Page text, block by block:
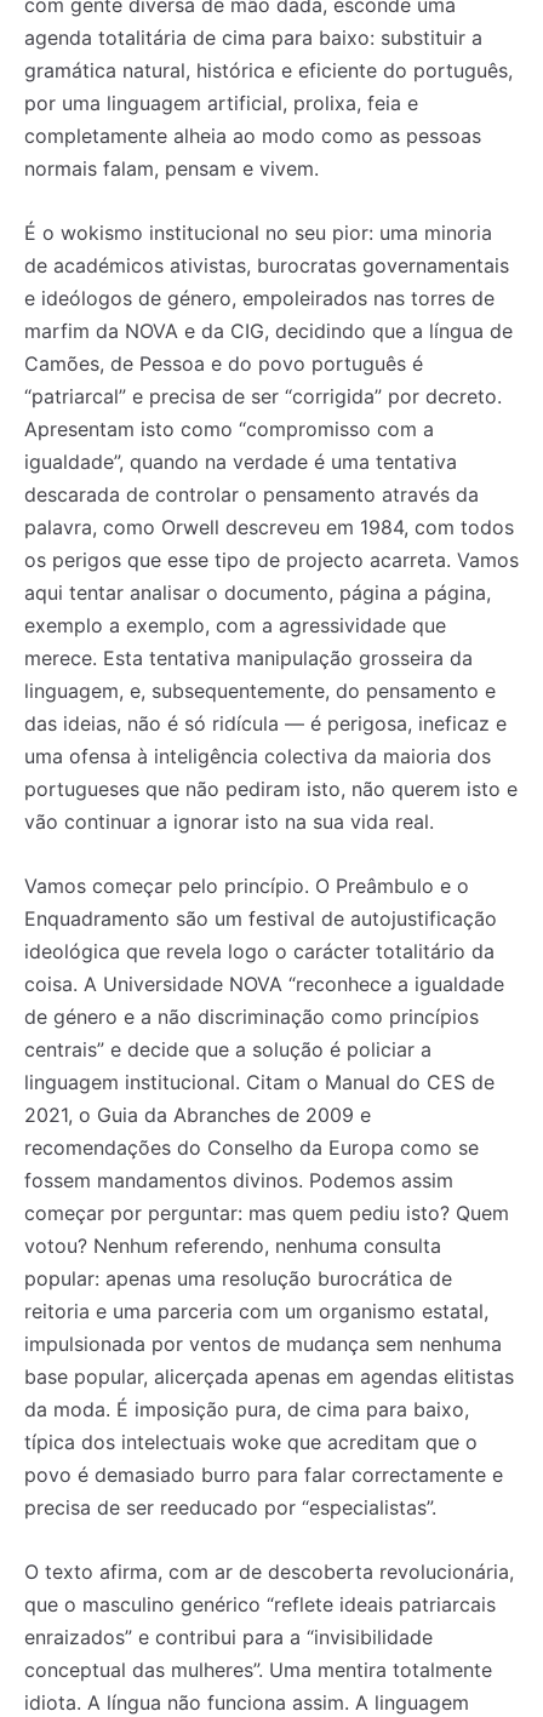
com gente diversa de mão dada, esconde uma
agenda totalitária de cima para baixo: substituir a
gramática natural, histórica e eficiente do português,
por uma linguagem artificial, prolixa, feia e
completamente alheia ao modo como as pessoas
normais falam, pensam e vivem.
É o wokismo institucional no seu pior: uma minoria
de académicos ativistas, burocratas governamentais
e ideólogos de género, empoleirados nas torres de
marfim da NOVA e da CIG, decidindo que a língua de
Camões, de Pessoa e do povo português é
“patriarcal” e precisa de ser “corrigida” por decreto.
Apresentam isto como “compromisso com a
igualdade”, quando na verdade é uma tentativa
descarada de controlar o pensamento através da
palavra, como Orwell descreveu em 1984, com todos
os perigos que esse tipo de projecto acarreta. Vamos
aqui tentar analisar o documento, página a página,
exemplo a exemplo, com a agressividade que
merece. Esta tentativa manipulação grosseira da
linguagem, e, subsequentemente, do pensamento e
das ideias, não é só ridícula — é perigosa, ineficaz e
uma ofensa à inteligência colectiva da maioria dos
portugueses que não pediram isto, não querem isto e
vão continuar a ignorar isto na sua vida real.
Vamos começar pelo princípio. O Preâmbulo e o
Enquadramento são um festival de autojustificação
ideológica que revela logo o carácter totalitário da
coisa. A Universidade NOVA “reconhece a igualdade
de género e a não discriminação como princípios
centrais” e decide que a solução é policiar a
linguagem institucional. Citam o Manual do CES de
2021, o Guia da Abranches de 2009 e
recomendações do Conselho da Europa como se
fossem mandamentos divinos. Podemos assim
começar por perguntar: mas quem pediu isto? Quem
votou? Nenhum referendo, nenhuma consulta
popular: apenas uma resolução burocrática de
reitoria e uma parceria com um organismo estatal,
impulsionada por ventos de mudança sem nenhuma
base popular, alicerçada apenas em agendas elitistas
da moda. É imposição pura, de cima para baixo,
típica dos intelectuais woke que acreditam que o
povo é demasiado burro para falar correctamente e
precisa de ser reeducado por “especialistas”.
O texto afirma, com ar de descoberta revolucionária,
que o masculino genérico “reflete ideais patriarcais
enraizados” e contribui para a “invisibilidade
conceptual das mulheres”. Uma mentira totalmente
idiota. A língua não funciona assim. A linguagem